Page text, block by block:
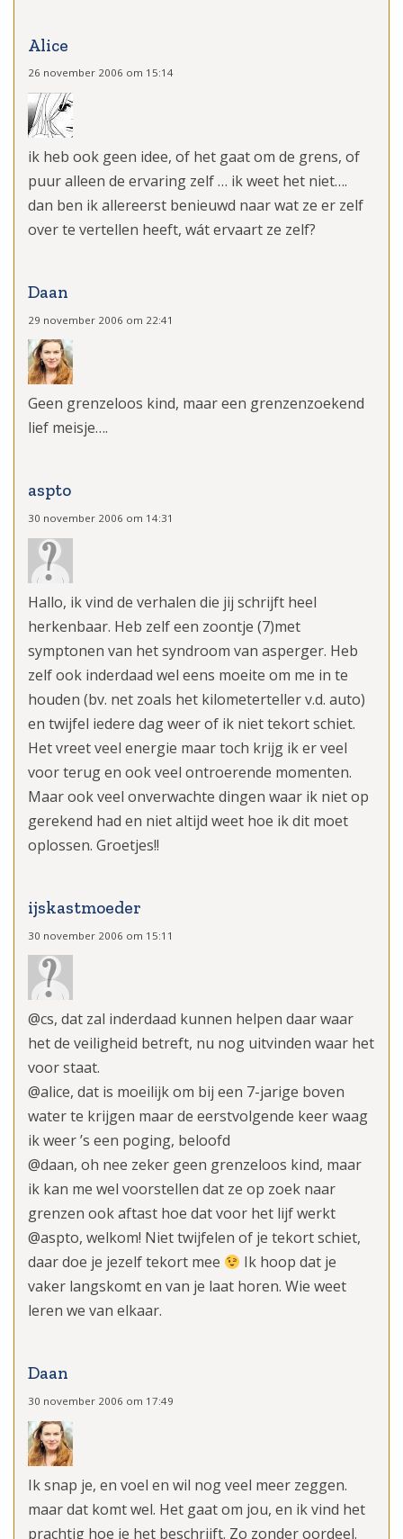
Alice
26 november 2006 om 15:14
ik heb ook geen idee, of het gaat om de grens, of
puur alleen de ervaring zelf … ik weet het niet….
dan ben ik allereerst benieuwd naar wat ze er zelf
over te vertellen heeft, wát ervaart ze zelf?
Daan
29 november 2006 om 22:41
Geen grenzeloos kind, maar een grenzenzoekend
lief meisje….
aspto
30 november 2006 om 14:31
Hallo, ik vind de verhalen die jij schrijft heel
herkenbaar. Heb zelf een zoontje (7)met
symptonen van het syndroom van asperger. Heb
zelf ook inderdaad wel eens moeite om me in te
houden (bv. net zoals het kilometerteller v.d. auto)
en twijfel iedere dag weer of ik niet tekort schiet.
Het vreet veel energie maar toch krijg ik er veel
voor terug en ook veel ontroerende momenten.
Maar ook veel onverwachte dingen waar ik niet op
gerekend had en niet altijd weet hoe ik dit moet
oplossen. Groetjes!!
ijskastmoeder
30 november 2006 om 15:11
@cs, dat zal inderdaad kunnen helpen daar waar
het de veiligheid betreft, nu nog uitvinden waar het
voor staat.
@alice, dat is moeilijk om bij een 7-jarige boven
water te krijgen maar de eerstvolgende keer waag
ik weer ’s een poging, beloofd
@daan, oh nee zeker geen grenzeloos kind, maar
ik kan me wel voorstellen dat ze op zoek naar
grenzen ook aftast hoe dat voor het lijf werkt
@aspto, welkom! Niet twijfelen of je tekort schiet,
daar doe je jezelf tekort mee
Ik hoop dat je
vaker langskomt en van je laat horen. Wie weet
leren we van elkaar.
Daan
30 november 2006 om 17:49
Ik snap je, en voel en wil nog veel meer zeggen.
maar dat komt wel. Het gaat om jou, en ik vind het
prachtig hoe je het beschrijft. Zo zonder oordeel.